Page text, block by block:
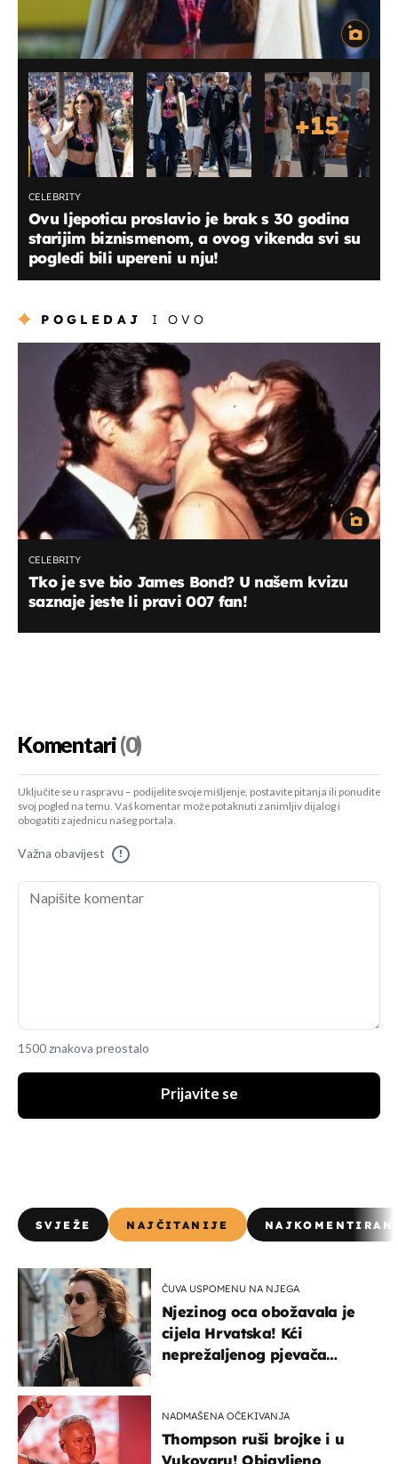
+15
CELEBRITY
Ovu ljepoticu proslavio je brak s 30 godina
starijim biznismenom, a ovog vikenda svi su
pogledi bili upereni u nju!
POGLEDAJ I OVO
CELEBRITY
Tko je sve bio James Bond? U našem kvizu
saznaje jeste li pravi 007 fan!
Komentari(0)
Uključite se u raspravu – podijelite svoje mišljenje, postavite pitanja ili ponudite
svoj pogled na temu. Vaš komentar može potaknuti zanimljiv dijalog i
obogatiti zajednicu našeg portala.
Važna obavijest !
1500 znakova preostalo
Prijavite se
SVJEŽE NAJČITANIJE
ČUVA USPOMENU NA NJEGA
Njezinog oca obožavala je
cijela Hrvatska! Kći
neprežaljenog pjevača
NADMAŠENA OČEKIVANJA
Thompson ruši brojke i u